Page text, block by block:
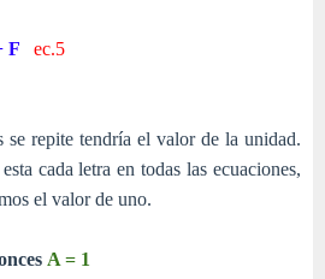
F ec.5
se repite tendría el valor de la unidad.
cada letra en todas las ecuaciones,
el valor de uno.
A = 1